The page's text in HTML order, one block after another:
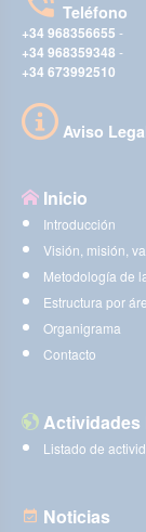
Teléfono
+34 968356655 -
+34 968359348 -
+34 673992510
Aviso
Inicio
Introducción
Visión, misión,
Metodología de
Estructura por
Organigrama
Contacto
Actividades
Listado de
Noticias